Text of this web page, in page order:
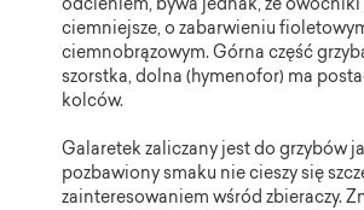
odcieniem, bywa jednak, że owocniki
ciemniejsze, o zabarwieniu
ciemnobrązowym. Górna część
szorstka, dolna (hymenofor) ma
kolców.
Galaretek zaliczany jest do grzybów
pozbawiony smaku nie cieszy się
zainteresowaniem wśród zbieraczy.